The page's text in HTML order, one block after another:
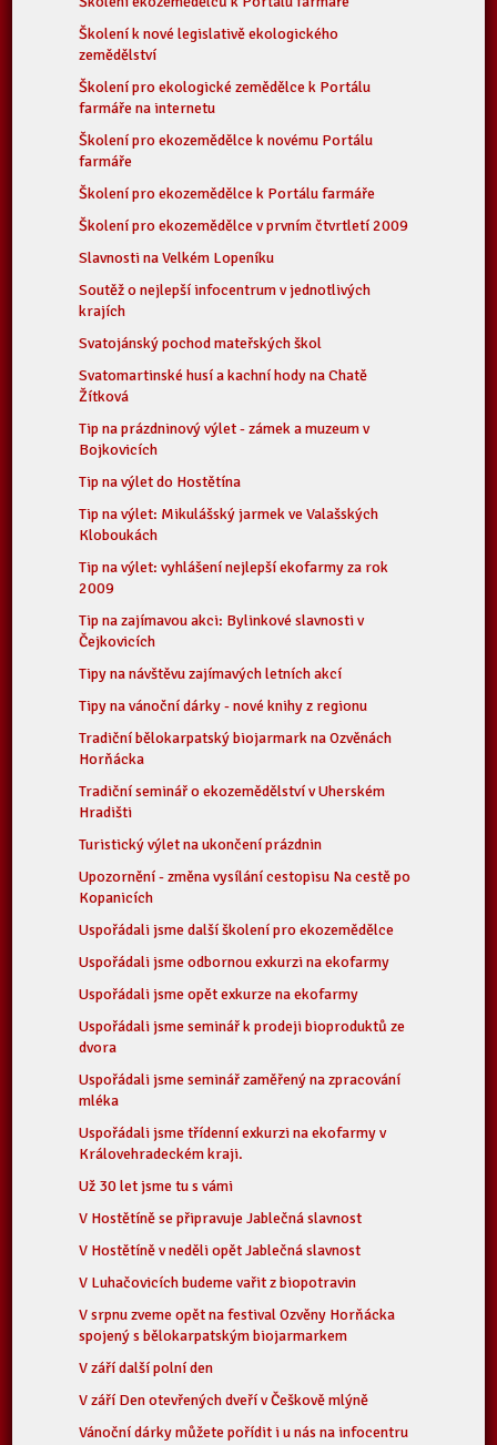
Školení k nové legislativě ekologického
zemědělství
Školení pro ekologické zemědělce k Portálu
farmáře na internetu
Školení pro ekozemědělce k novému Portálu
farmáře
Školení pro ekozemědělce k Portálu farmáře
Školení pro ekozemědělce v prvním čtvrtletí 2009
Slavnosti na Velkém Lopeníku
Soutěž o nejlepší infocentrum v jednotlivých
krajích
Svatojánský pochod mateřských škol
Svatomartinské husí a kachní hody na Chatě
Žítková
Tip na prázdninový výlet - zámek a muzeum v
Bojkovicích
Tip na výlet do Hostětína
Tip na výlet: Mikulášský jarmek ve Valašských
Kloboukách
Tip na výlet: vyhlášení nejlepší ekofarmy za rok
2009
Tip na zajímavou akci: Bylinkové slavnosti v
Čejkovicích
Tipy na návštěvu zajímavých letních akcí
Tipy na vánoční dárky - nové knihy z regionu
Tradiční bělokarpatský biojarmark na Ozvěnách
Horňácka
Tradiční seminář o ekozemědělství v Uherském
Hradišti
Turistický výlet na ukončení prázdnin
Upozornění - změna vysílání cestopisu Na cestě po
Kopanicích
Uspořádali jsme další školení pro ekozemědělce
Uspořádali jsme odbornou exkurzi na ekofarmy
Uspořádali jsme opět exkurze na ekofarmy
Uspořádali jsme seminář k prodeji bioproduktů ze
dvora
Uspořádali jsme seminář zaměřený na zpracování
mléka
Uspořádali jsme třídenní exkurzi na ekofarmy v
Královehradeckém kraji.
Už 30 let jsme tu s vámi
V Hostětíně se připravuje Jablečná slavnost
V Hostětíně v neděli opět Jablečná slavnost
V Luhačovicích budeme vařit z biopotravin
V srpnu zveme opět na festival Ozvěny Horňácka
spojený s bělokarpatským biojarmarkem
V září další polní den
V září Den otevřených dveří v Češkově mlýně
Vánoční dárky můžete pořídit i u nás na infocentru